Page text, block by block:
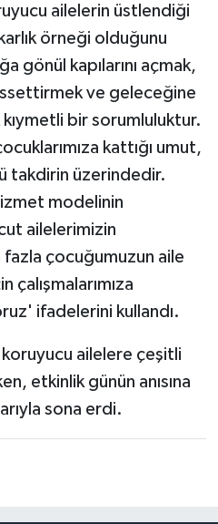
ailelerin üstlendiği
örneği olduğunu
gönül kapılarını açmak,
ve geleceğine
bir sorumluluktur.
kattığı umut,
takdirin üzerindedir.
modelinin
ailelerimizin
çocuğumuzun aile
çalışmalarımıza
ifadelerini kullandı.
koruyucu ailelere çeşitli
etkinlik günün anısına
sona erdi.